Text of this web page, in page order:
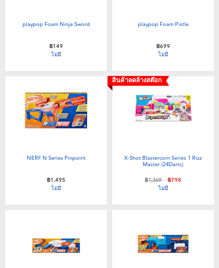
playpop Foam Ninja Sword
฿149
ไม่มี
playpop Foam Pistle
฿699
ไม่มี
NERF N Series Pinpoint
฿1,495
ไม่มี
สินค้าลดล้างสต๊อก
X-Shot Blastercorn Series 1 Rizz
Master (24Darts)
ลดราคาจาก
฿1,369ถึง฿798
ไม่มี